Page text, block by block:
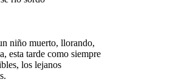
niño muerto, llorando,
esta tarde como siempre
los lejanos